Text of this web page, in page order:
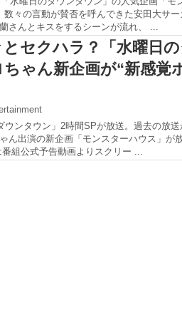
数々の言動が賛否を呼んできた安田大サ
さんとキスをするシーンが流れ、 ...
セクハラ？「水曜日
ゃん新企画が“新感覚
ウンタウン」2時間SPが放送。過去の放
ん出演の新企画「モンスターハウス」が
組公式予告動画よりスクリー ...